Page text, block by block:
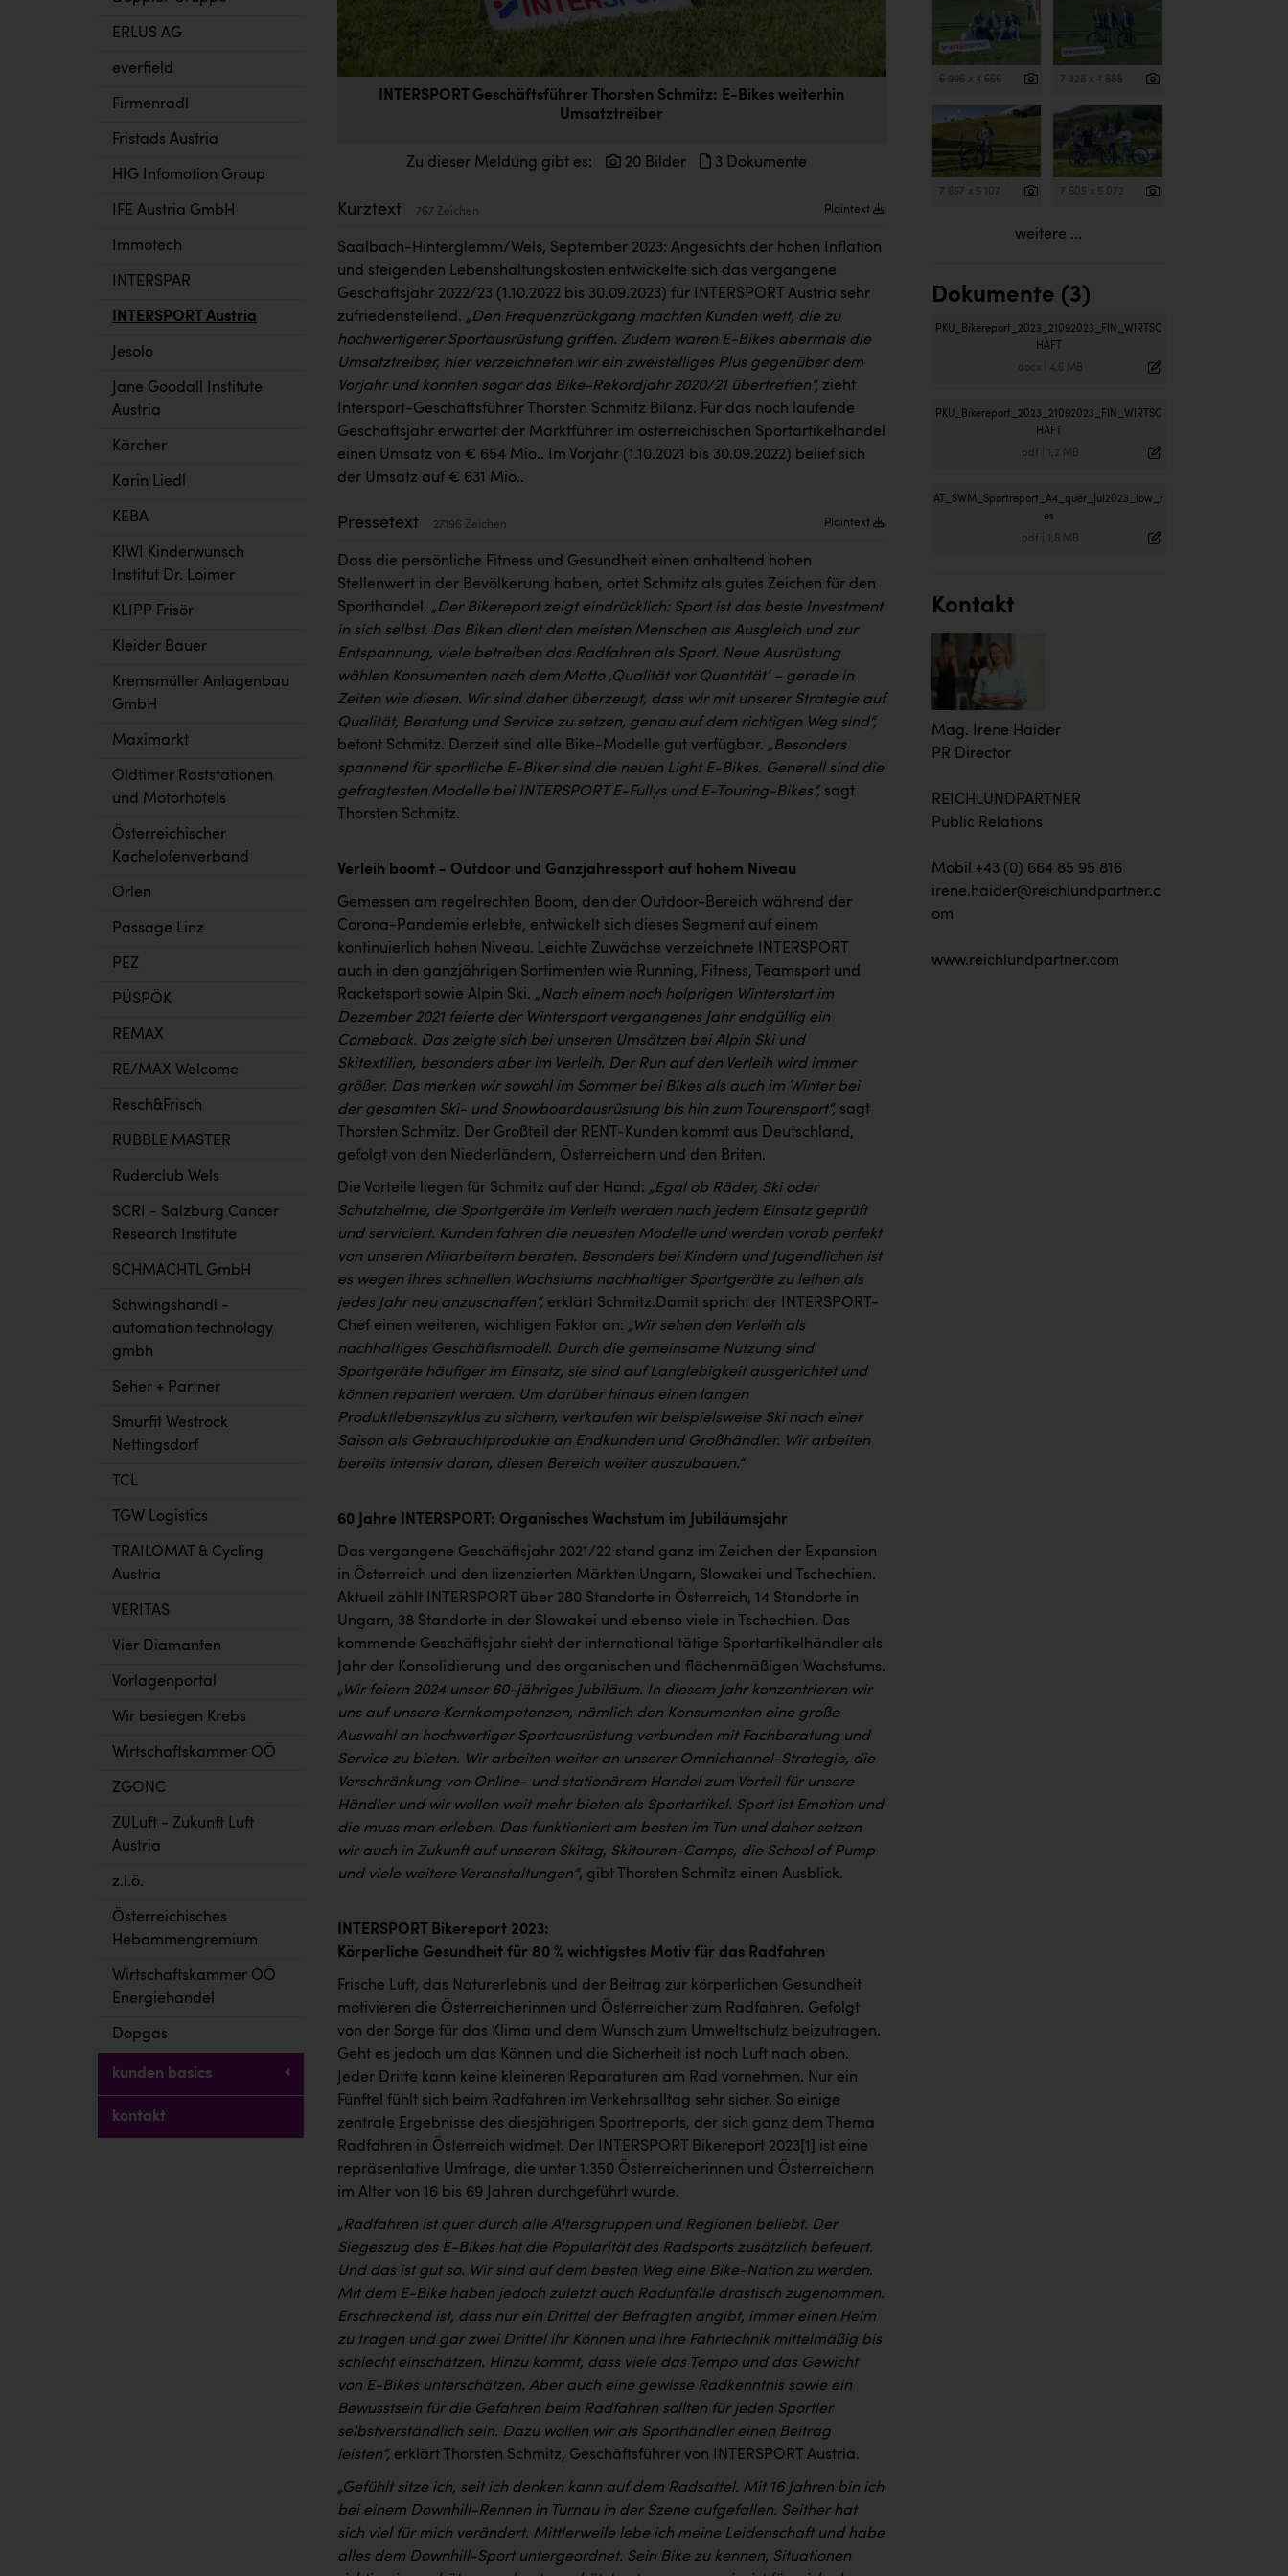
ERLUS AG
everfield
Firmenradl
Fristads Austria
HIG Infomotion Group
IFE Austria GmbH
Immotech
INTERSPAR
INTERSPORT Austria
Jesolo
Jane Goodall Institute
Austria
Kärcher
Karin Liedl
KEBA
KIWI Kinderwunsch
Institut Dr. Loimer
KLIPP Frisör
Kleider Bauer
Kremsmüller Anlagenbau
GmbH
Maximarkt
Oldtimer Raststationen
und Motorhotels
Österreichischer
Kachelofenverband
Orlen
Passage Linz
PEZ
PÜSPÖK
REMAX
RE/MAX Welcome
Resch&Frisch
RUBBLE MASTER
Ruderclub Wels
SCRI - Salzburg Cancer
Research Institute
SCHMACHTL GmbH
Schwingshandl -
automation technology
gmbh
Seher + Partner
Smurfit Westrock
Nettingsdorf
TCL
TGW Logistics
TRAILOMAT & Cycling
Austria
VERITAS
Vier Diamanten
Vorlagenportal
Wir besiegen Krebs
Wirtschaftskammer OÖ
ZGONC
ZULuft - Zukunft Luft
Austria
z.l.ö.
Österreichisches
Hebammengremium
Wirtschaftskammer OÖ
Energiehandel
Dopgas
kunden basics
kontakt
INTERSPORT Geschäftsführer Thorsten Schmitz: E-Bikes weiterhin
Umsatztreiber
Zu dieser Meldung gibt es: 20 Bilder 3 Dokumente
Kurztext 767 Zeichen Plaintext
Saalbach-Hinterglemm/Wels, September 2023: Angesichts der hohen Inflation
und steigenden Lebenshaltungskosten entwickelte sich das vergangene
Geschäftsjahr 2022/23 (1.10.2022 bis 30.09.2023) für INTERSPORT Austria sehr
zufriedenstellend. „Den Frequenzrückgang machten Kunden wett, die zu
hochwertigerer Sportausrüstung griffen. Zudem waren E-Bikes abermals die
Umsatztreiber, hier verzeichneten wir ein zweistelliges Plus gegenüber dem
Vorjahr und konnten sogar das Bike-Rekordjahr 2020/21 übertreffen“, zieht
Intersport-Geschäftsführer Thorsten Schmitz Bilanz. Für das noch laufende
Geschäftsjahr erwartet der Marktführer im österreichischen Sportartikelhandel
einen Umsatz von € 654 Mio.. Im Vorjahr (1.10.2021 bis 30.09.2022) belief sich
der Umsatz auf € 631 Mio..
Pressetext 27196 Zeichen Plaintext
Dass die persönliche Fitness und Gesundheit einen anhaltend hohen
Stellenwert in der Bevölkerung haben, ortet Schmitz als gutes Zeichen für den
Sporthandel. „Der Bikereport zeigt eindrücklich: Sport ist das beste Investment
in sich selbst. Das Biken dient den meisten Menschen als Ausgleich und zur
Entspannung, viele betreiben das Radfahren als Sport. Neue Ausrüstung
wählen Konsumenten nach dem Motto ‚Qualität vor Quantität‘ – gerade in
Zeiten wie diesen. Wir sind daher überzeugt, dass wir mit unserer Strategie auf
Qualität, Beratung und Service zu setzen, genau auf dem richtigen Weg sind“,
betont Schmitz. Derzeit sind alle Bike-Modelle gut verfügbar. „Besonders
spannend für sportliche E-Biker sind die neuen Light E-Bikes. Generell sind die
gefragtesten Modelle bei INTERSPORT E-Fullys und E-Touring-Bikes“, sagt
Thorsten Schmitz.
Verleih boomt - Outdoor und Ganzjahressport auf hohem Niveau
Gemessen am regelrechten Boom, den der Outdoor-Bereich während der
Corona-Pandemie erlebte, entwickelt sich dieses Segment auf einem
kontinuierlich hohen Niveau. Leichte Zuwächse verzeichnete INTERSPORT
auch in den ganzjährigen Sortimenten wie Running, Fitness, Teamsport und
Racketsport sowie Alpin Ski. „Nach einem noch holprigen Winterstart im
Dezember 2021 feierte der Wintersport vergangenes Jahr endgültig ein
Comeback. Das zeigte sich bei unseren Umsätzen bei Alpin Ski und
Skitextilien, besonders aber im Verleih. Der Run auf den Verleih wird immer
größer. Das merken wir sowohl im Sommer bei Bikes als auch im Winter bei
der gesamten Ski- und Snowboardausrüstung bis hin zum Tourensport“, sagt
Thorsten Schmitz. Der Großteil der RENT-Kunden kommt aus Deutschland,
gefolgt von den Niederländern, Österreichern und den Briten.
Die Vorteile liegen für Schmitz auf der Hand: „Egal ob Räder, Ski oder
Schutzhelme, die Sportgeräte im Verleih werden nach jedem Einsatz geprüft
und serviciert. Kunden fahren die neuesten Modelle und werden vorab perfekt
von unseren Mitarbeitern beraten. Besonders bei Kindern und Jugendlichen ist
es wegen ihres schnellen Wachstums nachhaltiger Sportgeräte zu leihen als
jedes Jahr neu anzuschaffen“, erklärt Schmitz.Damit spricht der INTERSPORT-
Chef einen weiteren, wichtigen Faktor an: „Wir sehen den Verleih als
nachhaltiges Geschäftsmodell. Durch die gemeinsame Nutzung sind
Sportgeräte häufiger im Einsatz, sie sind auf Langlebigkeit ausgerichtet und
können repariert werden. Um darüber hinaus einen langen
Produktlebenszyklus zu sichern, verkaufen wir beispielsweise Ski nach einer
Saison als Gebrauchtprodukte an Endkunden und Großhändler. Wir arbeiten
bereits intensiv daran, diesen Bereich weiter auszubauen.“
60 Jahre INTERSPORT: Organisches Wachstum im Jubiläumsjahr
Das vergangene Geschäftsjahr 2021/22 stand ganz im Zeichen der Expansion
in Österreich und den lizenzierten Märkten Ungarn, Slowakei und Tschechien.
Aktuell zählt INTERSPORT über 280 Standorte in Österreich, 14 Standorte in
Ungarn, 38 Standorte in der Slowakei und ebenso viele in Tschechien. Das
kommende Geschäftsjahr sieht der international tätige Sportartikelhändler als
Jahr der Konsolidierung und des organischen und flächenmäßigen Wachstums.
„Wir feiern 2024 unser 60-jähriges Jubiläum. In diesem Jahr konzentrieren wir
uns auf unsere Kernkompetenzen, nämlich den Konsumenten eine große
Auswahl an hochwertiger Sportausrüstung verbunden mit Fachberatung und
Service zu bieten. Wir arbeiten weiter an unserer Omnichannel-Strategie, die
Verschränkung von Online- und stationärem Handel zum Vorteil für unsere
Händler und wir wollen weit mehr bieten als Sportartikel. Sport ist Emotion und
die muss man erleben. Das funktioniert am besten im Tun und daher setzen
wir auch in Zukunft auf unseren Skitag, Skitouren-Camps, die School of Pump
und viele weitere Veranstaltungen“, gibt Thorsten Schmitz einen Ausblick.
INTERSPORT Bikereport 2023:
Körperliche Gesundheit für 80 % wichtigstes Motiv für das Radfahren
Frische Luft, das Naturerlebnis und der Beitrag zur körperlichen Gesundheit
motivieren die Österreicherinnen und Österreicher zum Radfahren. Gefolgt
von der Sorge für das Klima und dem Wunsch zum Umweltschutz beizutragen.
Geht es jedoch um das Können und die Sicherheit ist noch Luft nach oben.
Jeder Dritte kann keine kleineren Reparaturen am Rad vornehmen. Nur ein
Fünftel fühlt sich beim Radfahren im Verkehrsalltag sehr sicher. So einige
zentrale Ergebnisse des diesjährigen Sportreports, der sich ganz dem Thema
Radfahren in Österreich widmet. Der INTERSPORT Bikereport 2023 [1]
ist eine
repräsentative Umfrage, die unter 1.350 Österreicherinnen und Österreichern
im Alter von 16 bis 69 Jahren durchgeführt wurde.
„Radfahren ist quer durch alle Altersgruppen und Regionen beliebt. Der
Siegeszug des E-Bikes hat die Popularität des Radsports zusätzlich befeuert.
Und das ist gut so. Wir sind auf dem besten Weg eine Bike-Nation zu werden.
Mit dem E-Bike haben jedoch zuletzt auch Radunfälle drastisch zugenommen.
Erschreckend ist, dass nur ein Drittel der Befragten angibt, immer einen Helm
zu tragen und gar zwei Drittel ihr Können und ihre Fahrtechnik mittelmäßig bis
schlecht einschätzen. Hinzu kommt, dass viele das Tempo und das Gewicht
von E-Bikes unterschätzen. Aber auch eine gewisse Radkenntnis sowie ein
Bewusstsein für die Gefahren beim Radfahren sollten für jeden Sportler
selbstverständlich sein. Dazu wollen wir als Sporthändler einen Beitrag
leisten“, erklärt Thorsten Schmitz, Geschäftsführer von INTERSPORT Austria.
„Gefühlt sitze ich, seit ich denken kann auf dem Radsattel. Mit 16 Jahren bin ich
bei einem Downhill-Rennen in Turnau in der Szene aufgefallen. Seither hat
sich viel für mich verändert. Mittlerweile lebe ich meine Leidenschaft und habe
alles dem Downhill-Sport untergeordnet. Sein Bike zu kennen, Situationen
6 996 x 4 666 7 328 x 4 888
7 657 x 5 107 7 605 x 5 072
weitere ...
Dokumente (3)
PKU_Bikereport_2023_21092023_FIN_WIRTSC
HAFT
.docx| 4,6 MB
PKU_Bikereport_2023_21092023_FIN_WIRTSC
HAFT
.pdf 1,2 MB
AT_SWM_Sportreport_A4_quer_Jul2023_low_r
es
.pdf 1,8 MB
Kontakt
Mag. Irene Haider
PR Director
REICHLUNDPARTNER
Public Relations
Mobil +43 (0) 664 85 95 816
irene.haider@reichlundpartner.c
om
www.reichlundpartner.com